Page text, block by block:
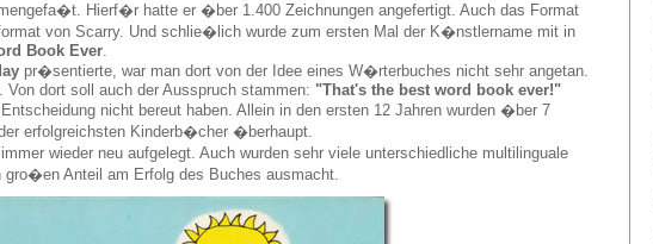
Hierf�r hatte er �ber 1.400 Zeichnungen angefertigt. Auch das Format
von Scarry. Und schlie�lich wurde zum ersten Mal der K�nstlername mit in
Book Ever.
pr�sentierte, war man dort von der Idee eines W�rterbuches nicht sehr angetan.
dort soll auch der Ausspruch stammen: "That's the best word book ever!"
nicht bereut haben. Allein in den ersten 12 Jahren wurden �ber 7
erfolgreichsten Kinderb�cher �berhaupt.
wieder neu aufgelegt. Auch wurden sehr viele unterschiedliche multilinguale
Anteil am Erfolg des Buches ausmacht.